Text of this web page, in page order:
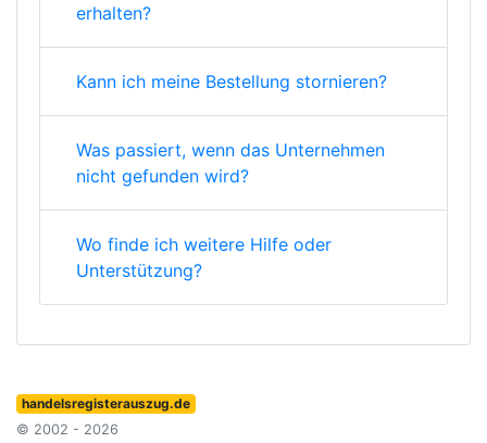
erhalten?
Kann ich meine Bestellung stornieren?
Was passiert, wenn das Unternehmen
nicht gefunden wird?
Wo finde ich weitere Hilfe oder
Unterstützung?
handelsregisterauszug.de
© 2002 - 2026